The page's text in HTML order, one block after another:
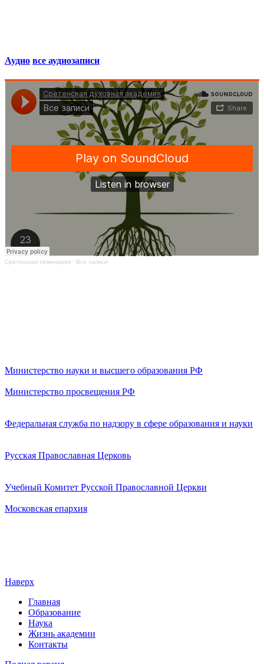
Аудио все аудиозаписи
Сретенская семинария · Все записи
Министерство науки и высшего образования РФ
Министерство просвещения РФ
Федеральная служба по надзору в сфере образования и науки
Русская Православная Церковь
Учебный Комитет Русской Православной Церкви
Московская епархия
Наверх
Главная
Образование
Наука
Жизнь академии
Контакты